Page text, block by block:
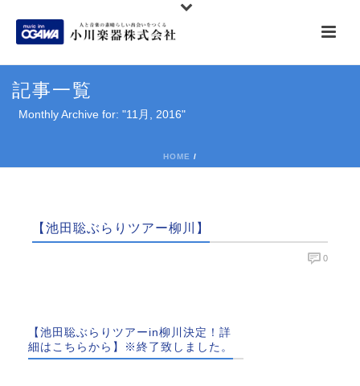
記事一覧
Monthly Archive for: "11月, 2016"
HOME /
【池田聡ぶらりツアー柳川】
0
【池田聡ぶらりツアーin柳川決定！詳
細はこちらから】※終了致しました。